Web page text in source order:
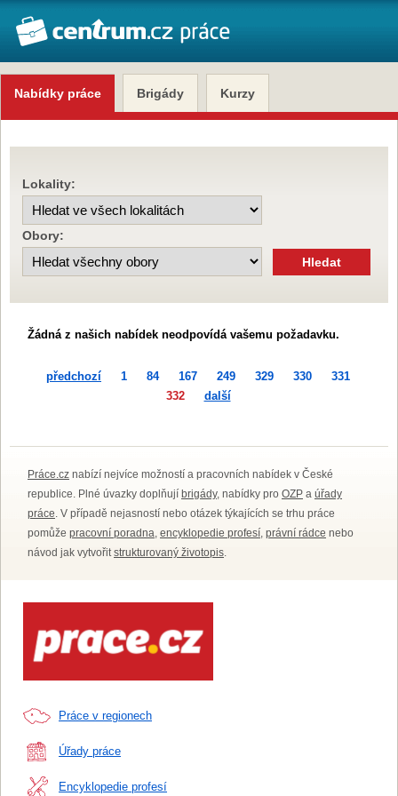
Nabídky práce Brigády Kurzy
Lokality:
Obory:
Žádná z našich nabídek neodpovídá vašemu požadavku.
předchozí 1 84 167 249 329 330
331
332
další
Práce.cz nabízí nejvíce možností a pracovních nabídek v České
republice. Plné úvazky doplňují brigády, nabídky pro OZP a úřady
práce. V případě nejasností nebo otázek týkajících se trhu práce
pomůže pracovní poradna, encyklopedie profesí, právní rádce nebo
návod jak vytvořitstrukturovaný životopis.
Práce v regionech
Úřady práce
Encyklopedie profesí